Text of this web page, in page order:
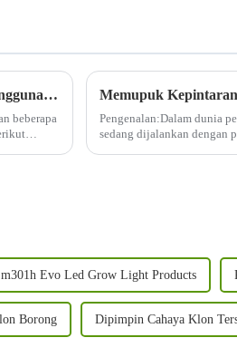
Apakah kelebihan yang dialami berkebun dalaman apabila menggunakan lampu tumbuh LED 1000W?
beberapa
Pengenalan:Dalam dunia
sedang dijalankan dengan
Evo Led Grow Light Products
Borong Dipimpin Cahaya Klon